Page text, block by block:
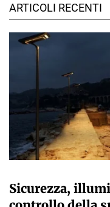
ARTICOLI RECENTI
Sicurezza,